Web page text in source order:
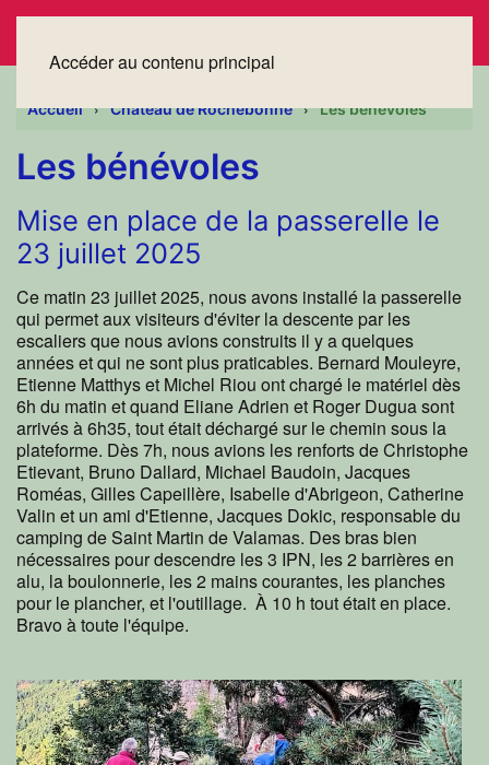
Accéder au contenu principal
Accueil Château de Rochebonne Les bénévoles
Les bénévoles
Mise en place de la passerelle le
23 juillet 2025
Ce matin 23 juillet 2025, nous avons installé la passerelle
qui permet aux visiteurs d'éviter la descente par les
escaliers que nous avions construits il y a quelques
années et qui ne sont plus praticables. Bernard Mouleyre,
Etienne Matthys et Michel Riou ont chargé le matériel dès
6h du matin et quand Eliane Adrien et Roger Dugua sont
arrivés à 6h35, tout était déchargé sur le chemin sous la
plateforme. Dès 7h, nous avions les renforts de Christophe
Etievant, Bruno Dallard, Michael Baudoin, Jacques
Roméas, Gilles Capeillère, Isabelle d'Abrigeon, Catherine
Valin et un ami d'Etienne, Jacques Dokic, responsable du
camping de Saint Martin de Valamas. Des bras bien
nécessaires pour descendre les 3 IPN, les 2 barrières en
alu, la boulonnerie, les 2 mains courantes, les planches
pour le plancher, et l'outillage. À 10 h tout était en place.
Bravo à toute l'équipe.